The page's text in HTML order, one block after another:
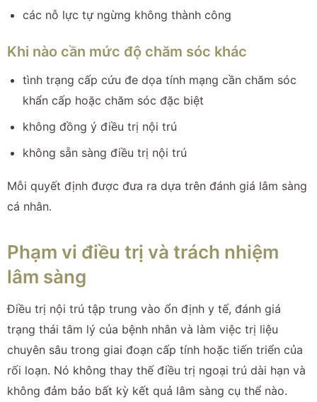
các nỗ lực tự ngừng không thành công
Khi nào cần mức độ chăm sóc khác
tình trạng cấp cứu đe dọa tính mạng cần chăm sóc
khẩn cấp hoặc chăm sóc đặc biệt
không đồng ý điều trị nội trú
không sẵn sàng điều trị nội trú
Mỗi quyết định được đưa ra dựa trên đánh giá lâm sàng
cá nhân.
Phạm vi điều trị và trách nhiệm
lâm sàng
Điều trị nội trú tập trung vào ổn định y tế, đánh giá
trạng thái tâm lý của bệnh nhân và làm việc trị liệu
chuyên sâu trong giai đoạn cấp tính hoặc tiến triển của
rối loạn. Nó không thay thế điều trị ngoại trú dài hạn và
không đảm bảo bất kỳ kết quả lâm sàng cụ thể nào.